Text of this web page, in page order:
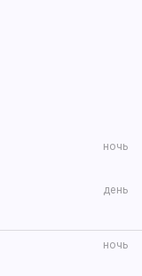
ночь
день
ночь